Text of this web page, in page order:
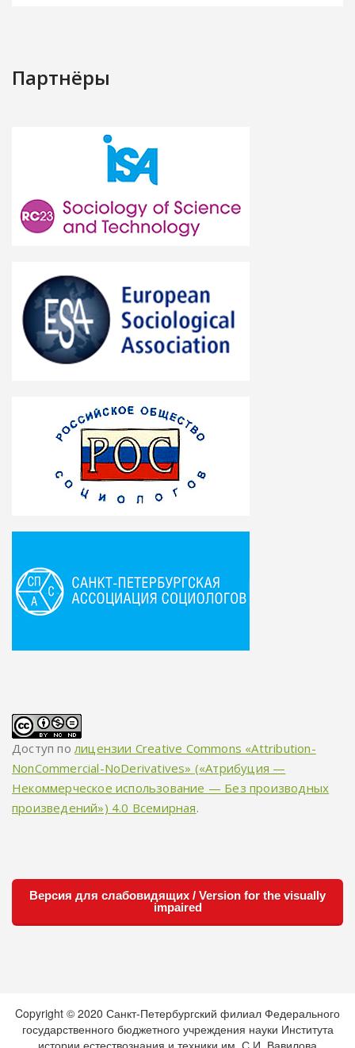
Партнёры
Доступ полицензии Creative Commons «Attribution-
NonCommercial-NoDerivatives» («Атрибуция —
Некоммерческое использование — Без производных
произведений») 4.0 Всемирная.
Версия для слабовидящих / Version for the visually
impaired
Copyright © 2020 Санкт-Петербургский филиал Федерального
государственного бюджетного учреждения науки Института